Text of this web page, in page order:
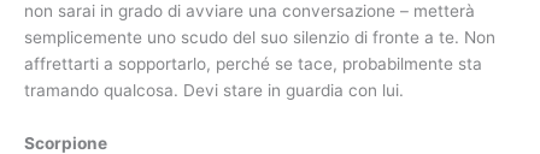
non sarai in grado di avviare una conversazione – metterà
semplicemente uno scudo del suo silenzio di fronte a te. Non
affrettarti a sopportarlo, perché se tace, probabilmente sta
tramando qualcosa. Devi stare in guardia con lui.
Scorpione